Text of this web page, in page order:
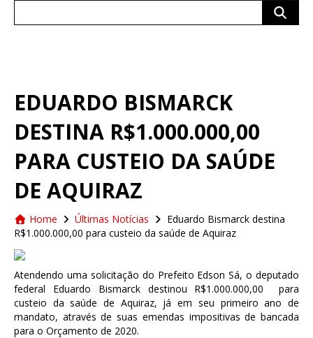
EDUARDO BISMARCK
DESTINA R$1.000.000,00
PARA CUSTEIO DA SAÚDE
DE AQUIRAZ
Home Últimas Notícias
Eduardo Bismarck destina
R$1.000.000,00 para custeio da saúde de Aquiraz
Atendendo uma solicitação do Prefeito Edson Sá, o deputado
federal Eduardo Bismarck destinou R$1.000.000,00 para
custeio da saúde de Aquiraz, já em seu primeiro ano de
mandato, através de suas emendas impositivas de bancada
para o Orçamento de 2020.